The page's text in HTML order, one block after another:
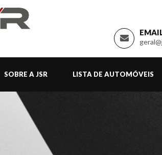
SOBRE A JSR LISTA DE AUTOMÓVEIS